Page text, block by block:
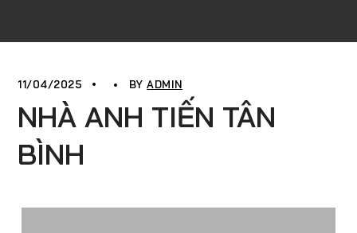
11/04/2025 BYADMIN
NHÀ ANH TIẾN TÂN
BÌNH